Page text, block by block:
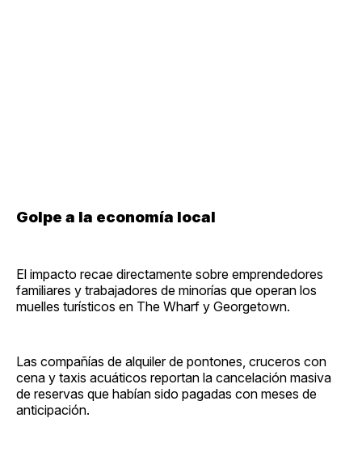
Golpe a la economía local
El impacto recae directamente sobre emprendedores
familiares y trabajadores de minorías que operan los
muelles turísticos en The Wharf y Georgetown.
Las compañías de alquiler de pontones, cruceros con
cena y taxis acuáticos reportan la cancelación masiva
de reservas que habían sido pagadas con meses de
anticipación.